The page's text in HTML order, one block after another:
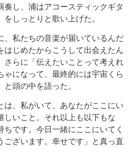
奏し、浦はアコースティックギタ
しっとりと歌い上げた。
私たちの音楽が届いているんだ
はじめたからこうして出会えたん
さらに「伝えたいことって考えれ
ゃになって、最終的には宇宙くら
頭の中を語った。
、私がいて、あなたがここにい
しいこと。それ以上も以下もな
ちです。今日一緒にここにいてく
ございます。幸せです」と真っ直